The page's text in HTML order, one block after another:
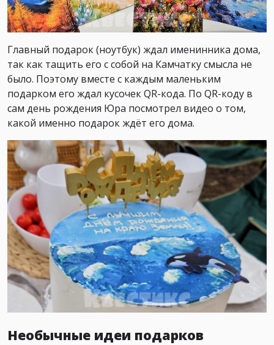
Главный подарок (ноутбук) ждал именинника дома,
так как тащить его с собой на Камчатку смысла не
было. Поэтому вместе с каждым маленьким
подарком его ждал кусочек QR-кода. По QR-коду в
сам день рождения Юра посмотрел видео о том,
какой именно подарок ждёт его дома.
Необычные идеи подарков